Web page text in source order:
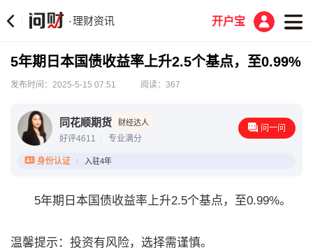
·理财资讯 开户宝
5年期日本国债收益率上升2.5个基点，至0.99%
发布时间：2025-5-15 07:51 阅读：367
同花顺期货 财经达人
好评4611 专业满分
问一问
身份认证 入驻4年
5年期日本国债收益率上升2.5个基点，至0.99%。
温馨提示：投资有风险，选择需谨慎。